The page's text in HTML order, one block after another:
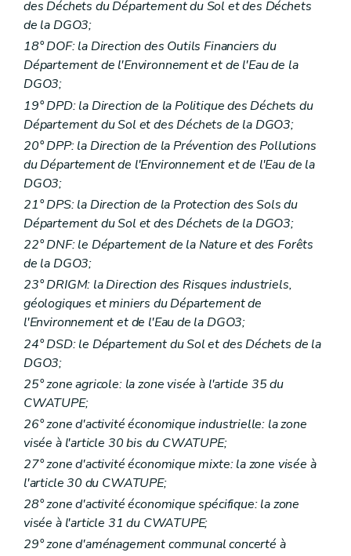
des Déchets du Département du Sol et des Déchets
de la DGO3;
18° DOF: la Direction des Outils Financiers du
Département de l'Environnement et de l'Eau de la
DGO3;
19° DPD: la Direction de la Politique des Déchets du
Département du Sol et des Déchets de la DGO3;
20° DPP: la Direction de la Prévention des Pollutions
du Département de l'Environnement et de l'Eau de la
DGO3;
21° DPS: la Direction de la Protection des Sols du
Département du Sol et des Déchets de la DGO3;
22° DNF: le Département de la Nature et des Forêts
de la DGO3;
23° DRIGM: la Direction des Risques industriels,
géologiques et miniers du Département de
l'Environnement et de l'Eau de la DGO3;
24° DSD: le Département du Sol et des Déchets de la
DGO3;
25° zone agricole: la zone visée à l'article 35 du
CWATUPE;
26° zone d'activité économique industrielle: la zone
visée à l'article 30bis du CWATUPE;
27° zone d'activité économique mixte: la zone visée à
l'article 30 du CWATUPE;
28° zone d'activité économique spécifique: la zone
visée à l'article 31 du CWATUPE;
29° zone d'aménagement communal concerté à